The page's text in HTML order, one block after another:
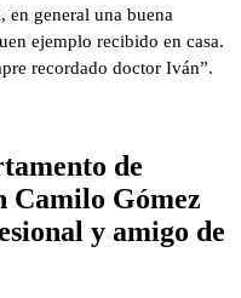
general una buena
ejemplo recibido en casa.
recordado doctor Iván”.
de
Camilo Gómez
y amigo de